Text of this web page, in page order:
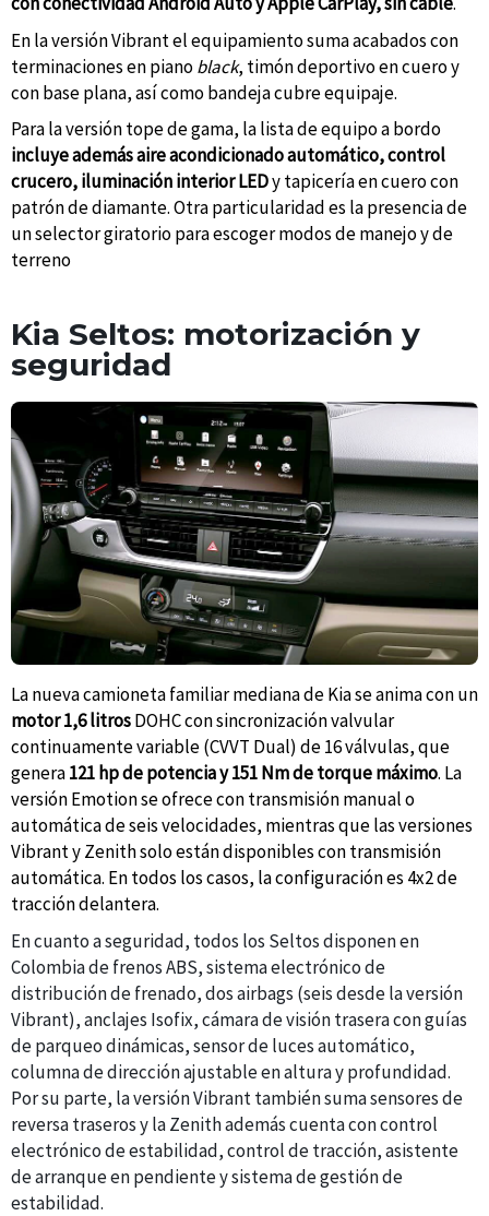
En la versión Vibrant el equipamiento suma acabados con
terminaciones en pianoblack, timón deportivo en cuero y
con base plana, así como bandeja cubre equipaje.
Para la versión tope de gama, la lista de equipo a bordo
incluye además aire acondicionado automático, control
crucero, iluminación interior LEDy tapicería en cuero con
patrón de diamante. Otra particularidad es la presencia de
un selector giratorio para escoger modos de manejo y de
terreno
Kia Seltos: motorización y
seguridad
La nueva camioneta familiar mediana de Kia se anima con un
motor 1,6 litrosDOHC con sincronización valvular
continuamente variable (CVVT Dual) de 16 válvulas, que
genera121 hp de potencia y 151 Nm de torque máximo. La
versión Emotion se ofrece con transmisión manual o
automática de seis velocidades, mientras que las versiones
Vibrant y Zenith solo están disponibles con transmisión
automática. En todos los casos, la configuración es 4x2 de
tracción delantera.
En cuanto a seguridad, todos los Seltos disponen en
Colombia de frenos ABS, sistema electrónico de
distribución de frenado, dos airbags (seis desde la versión
Vibrant), anclajes Isofix, cámara de visión trasera con guías
de parqueo dinámicas, sensor de luces automático,
columna de dirección ajustable en altura y profundidad.
Por su parte, la versión Vibrant también suma sensores de
reversa traseros y la Zenith además cuenta con control
electrónico de estabilidad, control de tracción, asistente
de arranque en pendiente y sistema de gestión de
estabilidad.